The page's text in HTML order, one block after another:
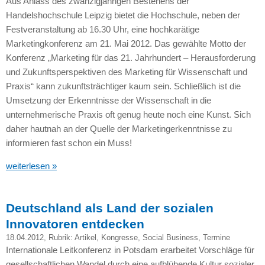
Handelshochschule Leipzig bietet die Hochschule, neben der
Festveranstaltung ab 16.30 Uhr, eine hochkarätige
Marketingkonferenz am 21. Mai 2012. Das gewählte Motto der
Konferenz „Marketing für das 21. Jahrhundert – Herausforderung
und Zukunftsperspektiven des Marketing für Wissenschaft und
Praxis“ kann zukunftsträchtiger kaum sein. Schließlich ist die
Umsetzung der Erkenntnisse der Wissenschaft in die
unternehmerische Praxis oft genug heute noch eine Kunst. Sich
daher hautnah an der Quelle der Marketingerkenntnisse zu
informieren fast schon ein Muss!
weiterlesen »
Deutschland als Land der sozialen
Innovatoren entdecken
18.04.2012, Rubrik: Artikel Kongresse, Social Business Termine
Internationale Leitkonferenz in Potsdam erarbeitet Vorschläge für